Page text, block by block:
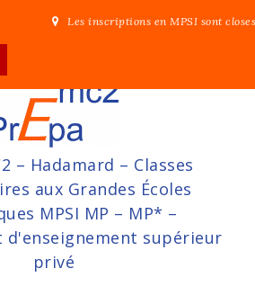
Les inscriptions en MPSI sont
– Hadamard – Classes
aux Grandes Écoles
MPSI MP – MP* –
d'enseignement supérieur
privé